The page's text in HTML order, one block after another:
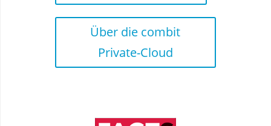
Über die combit
Private-Cloud